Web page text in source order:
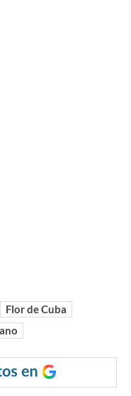
Flor de Cuba